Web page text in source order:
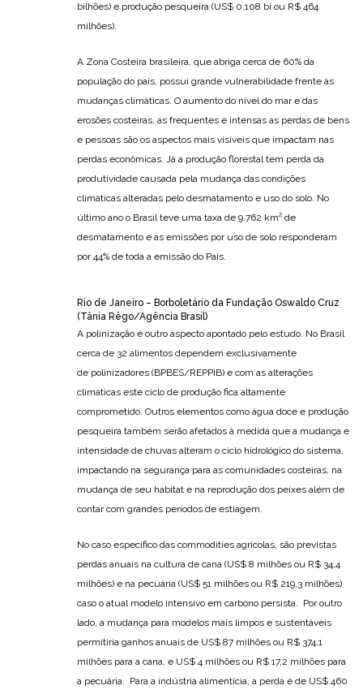
bilhões) e produção pesqueira (US$ 0,108 bi ou R$ 464
milhões).
A Zona Costeira brasileira, que abriga cerca de 60% da
população do país, possui grande vulnerabilidade frente às
mudanças climáticas. O aumento do nível do mar e das
erosões costeiras, as frequentes e intensas as perdas de bens
e pessoas são os aspectos mais visíveis que impactam nas
perdas econômicas. Já a produção florestal tem perda da
produtividade causada pela mudança das condições
climáticas alteradas pelo desmatamento e uso do solo. No
último ano o Brasil teve uma taxa de 9.762 km² de
desmatamento e as emissões por uso de solo responderam
por 44% de toda a emissão do País.
Rio de Janeiro – Borboletário da Fundação Oswaldo Cruz
(Tânia Rêgo/Agência Brasil)
A polinização é outro aspecto apontado pelo estudo. No Brasil
cerca de 32 alimentos dependem exclusivamente
de polinizadores (BPBES/REPPIB) e com as alterações
climáticas este ciclo de produção fica altamente
comprometido. Outros elementos como água doce e produção
pesqueira também serão afetados à medida que a mudança e
intensidade de chuvas alteram o ciclo hidrológico do sistema,
impactando na segurança para as comunidades costeiras, na
mudança de seu habitat e na reprodução dos peixes além de
contar com grandes períodos de estiagem.
No caso específico das commodities agrícolas, são previstas
perdas anuais na cultura de cana (US$ 8 milhões ou R$ 34,4
milhões) e na pecuária (US$ 51 milhões ou R$ 219,3 milhões)
caso o atual modelo intensivo em carbono persista. Por outro
lado, a mudança para modelos mais limpos e sustentáveis
permitiria ganhos anuais de US$ 87 milhões ou R$ 374,1
milhões para a cana, e US$ 4 milhões ou R$ 17,2 milhões para
a pecuária. Para a indústria alimentícia, a perda é de US$ 460